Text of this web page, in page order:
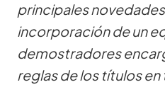
principales
incorporación de un
demostradores
reglas de los títulos